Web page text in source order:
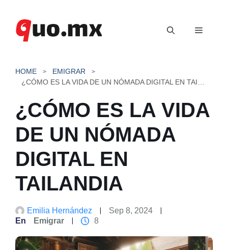
contenido
Menú
HOME
EMIGRAR
¿CÓMO ES LA VIDA
DE UN NÓMADA
DIGITAL EN
TAILANDIA
Emilia Hernández
Sep 8, 2024
En
Emigrar 8